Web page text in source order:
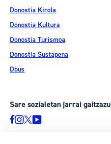
Donostia Kirola
Donostia Kultura
Donostia Turismoa
Donostia Sustapena
Dbus
Sare sozialetan jarrai gaitzazu